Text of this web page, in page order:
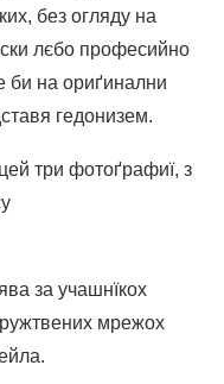
без огляду на
лєбо професийно
би на ориґинални
гедонизем.
три фотоґрафиї, з
за учашнїкох
мрежох